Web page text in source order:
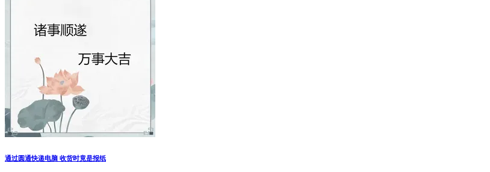
通过圆通快递电脑 收货时竟是报纸